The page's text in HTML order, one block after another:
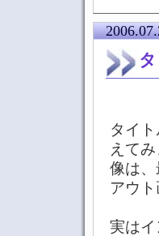
タイ
えて
像は、
アウト
実は